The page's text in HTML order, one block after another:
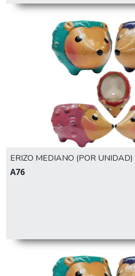
ERIZO MEDIANO (POR UNIDAD)
A76